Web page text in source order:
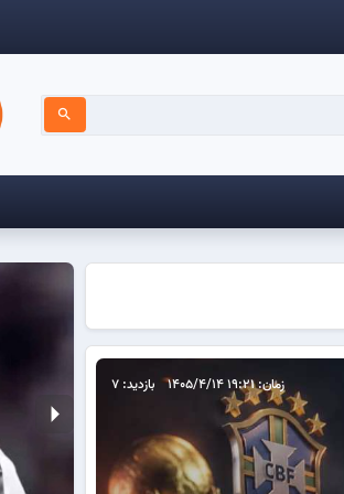
search
زمان: 19:21 1405/4/14 بازدید: 7
arrow_right